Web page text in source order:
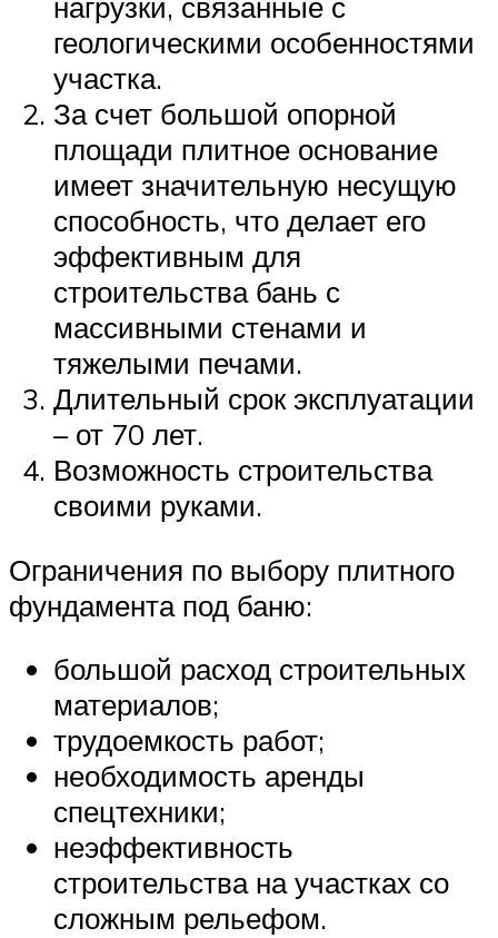
геологическими особенностями
участка.
За счет большой опорной
площади плитное основание
имеет значительную несущую
способность, что делает его
эффективным для
строительства бань с
массивными стенами и
тяжелыми печами.
Длительный срок эксплуатации
– от 70 лет.
Возможность строительства
своими руками.
Ограничения по выбору плитного
фундамента под баню:
большой расход строительных
материалов;
трудоемкость работ;
необходимость аренды
спецтехники;
неэффективность
строительства на участках со
сложным рельефом.